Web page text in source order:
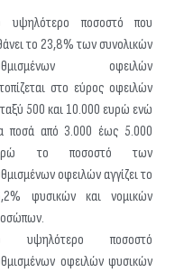
υψηλότερο ποσοστό που
το 23,8% των συνολικών
οφειλών
στο εύρος οφειλών
500 και 10.000 ευρώ ενώ
ποσά από 3.000 έως 5.000
το ποσοστό των
οφειλών αγγίζει το
φυσικών και νομικών
υψηλότερο ποσοστό
οφειλών φυσικών